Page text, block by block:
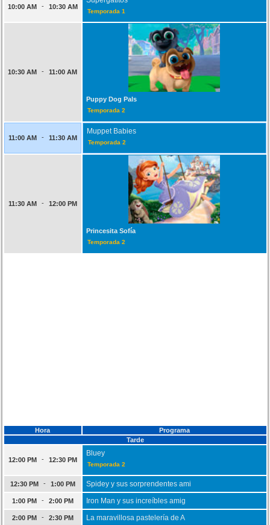
10:00 AM - 10:30 AM
Temporada 1
10:30 AM - 11:00 AM
Puppy Dog Pals
Temporada 2
11:00 AM - 11:30 AM
Muppet Babies
Temporada 2
11:30 AM - 12:00 PM
Princesita Sofía
Temporada 2
Hora
Programa
Tarde
12:00 PM - 12:30 PM
Bluey
Temporada 2
12:30 PM - 1:00 PM Spidey y sus sorprendentes ami
1:00 PM - 2:00 PM Iron Man y sus increíbles amig
2:00 PM - 2:30 PM La maravillosa pastelería de A